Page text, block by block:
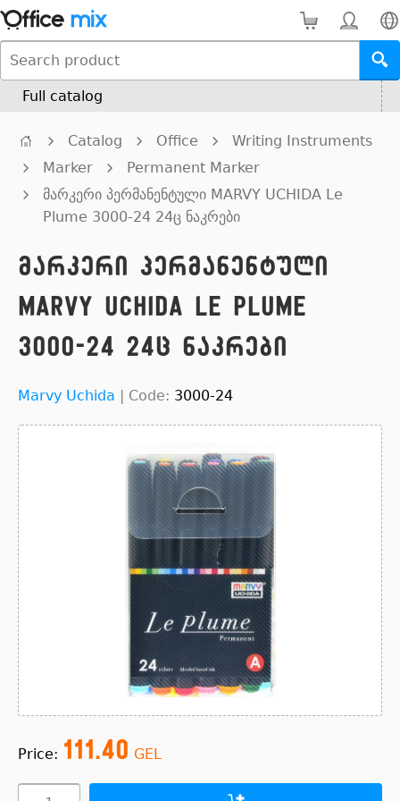
Full catalog
Catalog Office
Writing Instruments
Marker
Permanent Marker
მარკერი პერმანენტული MARVY UCHIDA Le
Plume 3000-24 24ც ნაკრები
მარკერი პერმანენტული
MARVY UCHIDA Le Plume
3000-24 24ც ნაკრები
Marvy Uchida | Code: 3000-24
Price: 111.40 GEL